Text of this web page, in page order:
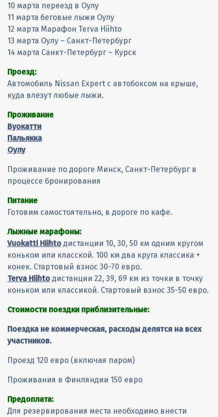
10 марта переезд в Оулу
11 марта беговые лыжи Оулу
12 марта Марафон Terva Hiihto
13 марта Оулу – Санкт-Петербург
14 марта Санкт-Петербург – Курск
Проезд:
Автомобиль Nissan Expert с автобоксом на крыше,
куда влезут любые лыжи.
Проживание
Вуокатти
Пальякка
Оулу
Проживание по дороге Минск, Санкт-Петербург в
процессе бронирования
Питание
Готовим самостоятельно, в дороге по кафе.
Лыжные марафоны:
Vuokatti Hiihto дистанции 10, 30, 50 км одним кругом
коньком или класской. 100 км два круга классика +
конек. Стартовый взнос 30-70 евро.
Terva Hiihto дистанции 22, 39, 69 км из точки в точку
коньком или классикой. Стартовый взнос 35-50 евро.
Стоимости поездки приблизительные:
Поездка не коммерческая, расходы делятся на всех
участников.
Проезд 120 евро (включая паром)
Проживания в Финляндии 150 евро
Предоплата:
Для резервирования места необходимо внести